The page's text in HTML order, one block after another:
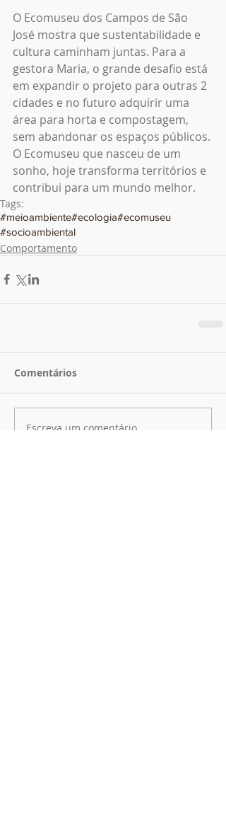
O Ecomuseu dos Campos de São
José mostra que sustentabilidade e
cultura caminham juntas. Para a
gestora Maria, o grande desafio está
em expandir o projeto para outras 2
cidades e no futuro adquirir uma
área para horta e compostagem,
sem abandonar os espaços públicos.
O Ecomuseu que nasceu de um
sonho, hoje transforma territórios e
contribui para um mundo melhor.
Tags:
#meioambiente#ecologia#ecomuseu
#socioambiental
Comportamento
Comentários
Escreva um comentário